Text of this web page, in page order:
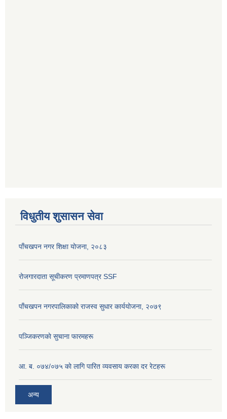
विधुतीय शुसासन सेवा
पाँचखपन नगर शिक्षा योजना, २०८३
रोजगारदाता सूचीकरण प्रमाणपत्र SSF
पाँचखपन नगरपालिकाको राजस्व सुधार कार्ययोजना, २०७९
पञ्जिकरणकाे सुचाना फारमहरू
आ. ब. ०७४/०७५ काे लागि पारित व्यवसाय करका दर रेटहरू
अन्य